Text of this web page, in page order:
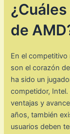
de
En el
son el corazón
ha sido un
competidor,
ventajas y
años, también
usuarios deben